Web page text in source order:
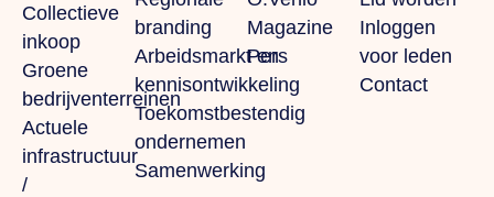
Collectieve
inkoop
Groene
bedrijventerreinen
Actuele
infrastructuur
/
branding
Arbeidsmarkt en
kennisontwikkeling
Toekomstbestendig
ondernemen
Samenwerking
Magazine
Pers
Inloggen
voor leden
Contact